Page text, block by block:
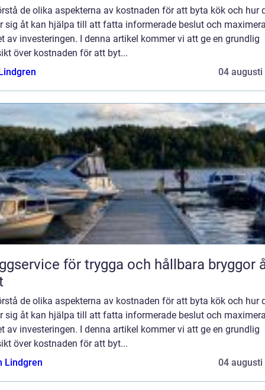
de olika aspekterna av kostnaden för att byta kök och hur
sig åt kan hjälpa till att fatta informerade beslut och
av investeringen. I denna artikel kommer vi att ge en grundlig
över kostnaden för att byt...
04 augusti
för trygga och hållbara bryggor
de olika aspekterna av kostnaden för att byta kök och hur
sig åt kan hjälpa till att fatta informerade beslut och
av investeringen. I denna artikel kommer vi att ge en grundlig
över kostnaden för att byt...
Lindgren
04 augusti